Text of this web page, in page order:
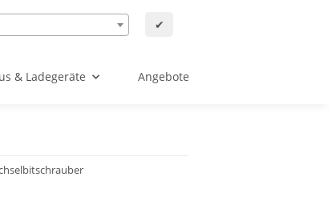
✔
& Ladegeräte Angebote